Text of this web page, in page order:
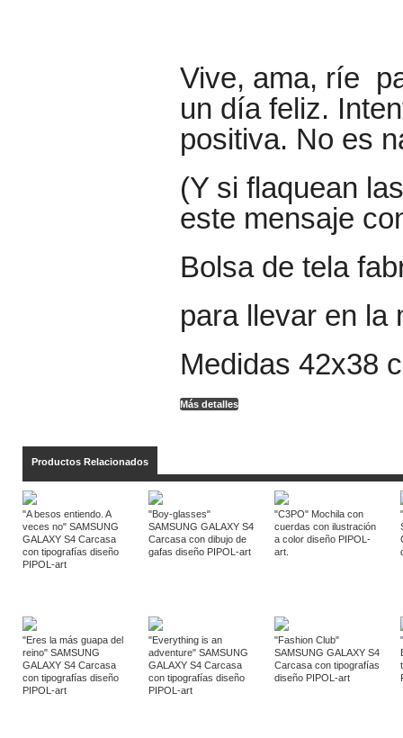
Vive, ama, ríe
un día feliz.
positiva. No es
(Y si flaquean
este mensaje
Bolsa de tela
para llevar en la
Medidas 42x38
Más detalles
Productos Relacionados
"A besos entiendo. A
veces no" SAMSUNG
GALAXY S4 Carcasa
con tipografías diseño
PIPOL-art
"Boy-glasses"
SAMSUNG GALAXY S4
Carcasa con dibujo de
gafas diseño PIPOL-art
"C3PO" Mochila con
cuerdas con ilustración
a color diseño PIPOL-
art.
"Eres la más guapa del
reino" SAMSUNG
GALAXY S4 Carcasa
con tipografías diseño
PIPOL-art
"Everything is an
adventure" SAMSUNG
GALAXY S4 Carcasa
con tipografías diseño
PIPOL-art
"Fashion Club"
SAMSUNG GALAXY S4
Carcasa con tipografías
diseño PIPOL-art